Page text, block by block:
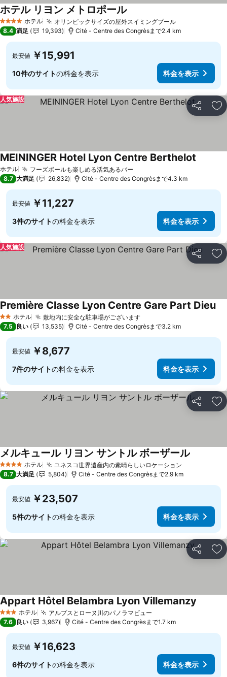
4 ホテルのランク
ホテル オリンピックサイズの屋外スイミングプール料金を表示
ホテル リヨン メトロポール
8.4 満足 19,393 Cité - Centre des Congrèsまで2.4 km
最安値 ￥15,991
10件のサイトの料金を表示 料金を表示
シェア お
人気施設
ホテル フーズボールも楽しめる活気あるバー
MEININGER Hotel Lyon Centre Berthelot
8.7 大満足 26,832 Cité - Centre des Congrèsまで4.3 km
最安値 ￥11,227
3件のサイトの料金を表示 料金を表示
シェア お
人気施設
2 ホテルのランク
ホテル 敷地内に安全な駐車場がございます料金を表示
Première Classe Lyon Centre Gare Part Dieu料
7.5 良い 13,535 Cité - Centre des Congrèsまで3.2 km
最安値 ￥8,677
7件のサイトの料金を表示 料金を表示
シェア お
4 ホテルのランク
ホテル ユネスコ世界遺産内の素晴らしいロケーション
メルキュール リヨン サントル ボーザール
8.7 大満足 5,804 Cité - Centre des Congrèsまで2.9 km
最安値 ￥23,507
5件のサイトの料金を表示 料金を表示
シェア お
3 ホテルのランク
ホテル アルプスとローヌ川のパノラマビュー
Appart Hôtel Belambra Lyon Villemanzy
7.6 良い 3,967 Cité - Centre des Congrèsまで1.7 km
最安値 ￥16,623
6件のサイトの料金を表示 料金を表示